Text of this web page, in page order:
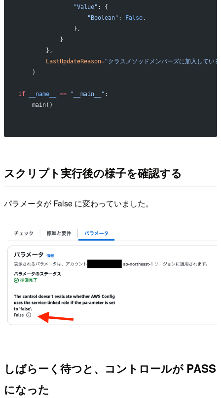
                "Value"
: {
                    "Boolean"
: False,
                },
            }
        },
        LastUpdateReason
="クラスメソッドメンバーズに加入してい
    )
if __name__ == "__main__" :
    main()
スクリプト実行後の様子を確認する
パラメータが False に変わっていました。
しばらーく待つと、コントロールが PASS
になった